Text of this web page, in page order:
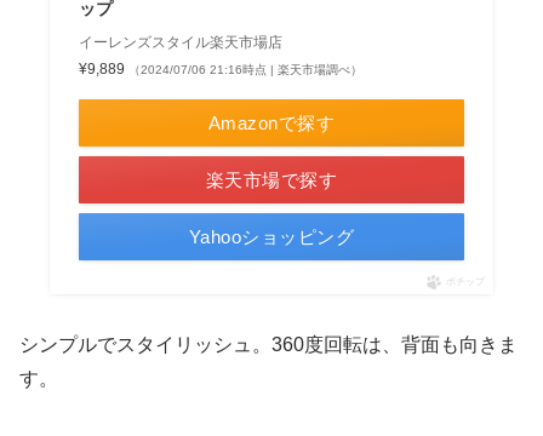
ップ
イーレンズスタイル楽天市場店
¥9,889
（2024/07/06 21:16時点 | 楽天市場調べ）
Amazonで探す
楽天市場で探す
Yahooショッピング
ポチップ
シンプルでスタイリッシュ。360度回転は、背面も向きま
す。